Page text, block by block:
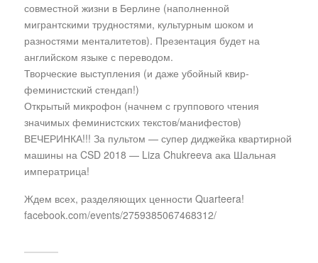
совместной жизни в Берлине (наполненной
мигрантскими трудностями, культурным шоком и
разностями менталитетов). Презентация будет на
английском языке с переводом.
Творческие выступления (и даже убойный квир-
феминистский стендап!)
Открытый микрофон (начнем с группового чтения
значимых феминистских текстов/манифестов)
ВЕЧЕРИНКА!!! За пультом — супер диджейка квартирной
машины на CSD 2018 — Liza Chukreeva ака Шальная
императрица!
Ждем всех, разделяющих ценности Quarteera!
facebook.com/events/2759385067468312/